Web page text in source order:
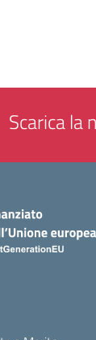
Scarica la